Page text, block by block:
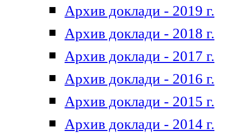
Архив доклади - 2019 г.
Архив доклади - 2018 г.
Архив доклади - 2017 г.
Архив доклади - 2016 г.
Архив доклади - 2015 г.
Архив доклади - 2014 г.